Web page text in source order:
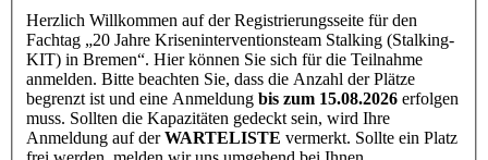
Herzlich Willkommen auf der Registrierungsseite für den
Fachtag „20 Jahre Kriseninterventionsteam Stalking (Stalking-
KIT) in Bremen“. Hier können Sie sich für die Teilnahme
anmelden. Bitte beachten Sie, dass die Anzahl der Plätze
begrenzt ist und eine Anmeldung bis zum 15.08.2026 erfolgen
muss. Sollten die Kapazitäten gedeckt sein, wird Ihre
Anmeldung auf derWARTELISTE vermerkt. Sollte ein Platz